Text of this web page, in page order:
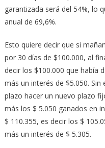
garantizada será del 54%, lo
anual de 69,6%.
Esto quiere decir que si
por 30 días de $100.000, al
decir los $100.000 que había
más un interés de $5.050.
plazo hacer un nuevo plazo
más los $ 5.050 ganados en
$ 110.355, es decir los $
más un interés de $ 5.305.